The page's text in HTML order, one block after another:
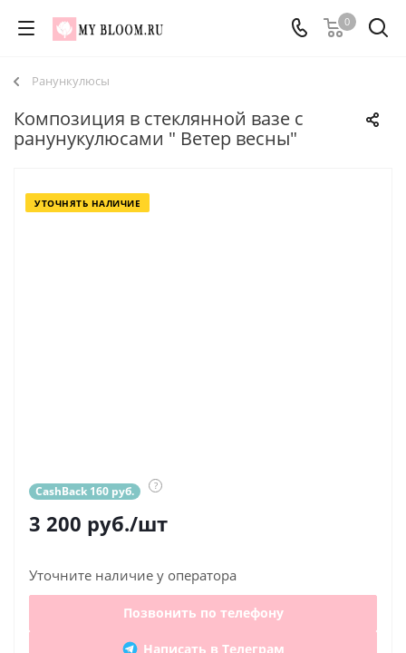
0
Ранункулюсы
Композиция в стеклянной вазе с
ранунукулюсами " Ветер весны"
УТОЧНЯТЬ НАЛИЧИЕ
CashBack 160 руб. ?
3 200 руб./шт
Уточните наличие у оператора
Позвонить по телефону
Написать в Телеграм